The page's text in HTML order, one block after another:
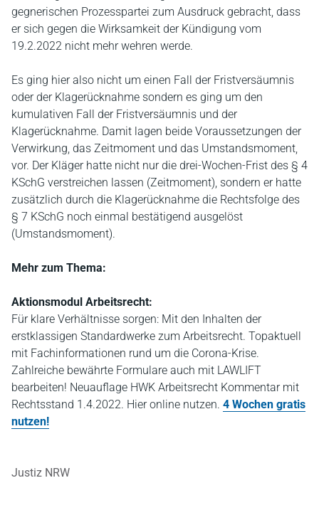
gegnerischen Prozesspartei zum Ausdruck gebracht, dass
er sich gegen die Wirksamkeit der Kündigung vom
19.2.2022 nicht mehr wehren werde.
Es ging hier also nicht um einen Fall der Fristversäumnis
oder der Klagerücknahme sondern es ging um den
kumulativen Fall der Fristversäumnis und der
Klagerücknahme. Damit lagen beide Voraussetzungen der
Verwirkung, das Zeitmoment und das Umstandsmoment,
vor. Der Kläger hatte nicht nur die drei-Wochen-Frist des § 4
KSchG verstreichen lassen (Zeitmoment), sondern er hatte
zusätzlich durch die Klagerücknahme die Rechtsfolge des
§ 7 KSchG noch einmal bestätigend ausgelöst
(Umstandsmoment).
Mehr zum Thema:
Aktionsmodul Arbeitsrecht:
Für klare Verhältnisse sorgen: Mit den Inhalten der
erstklassigen Standardwerke zum Arbeitsrecht. Topaktuell
mit Fachinformationen rund um die Corona-Krise.
Zahlreiche bewährte Formulare auch mit LAWLIFT
bearbeiten! Neuauflage HWK Arbeitsrecht Kommentar mit
Rechtsstand 1.4.2022. Hier online nutzen. 4 Wochen gratis
nutzen!
Justiz NRW